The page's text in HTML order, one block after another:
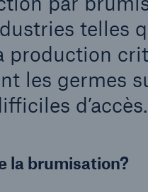
telles
production
les germes
d’accès.
la brumisation?